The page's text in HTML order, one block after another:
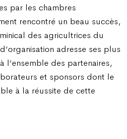
par les chambres
rencontré un beau succès,
des agricultrices du
adresse ses plus
l’ensemble des partenaires,
et sponsors dont le
à la réussite de cette